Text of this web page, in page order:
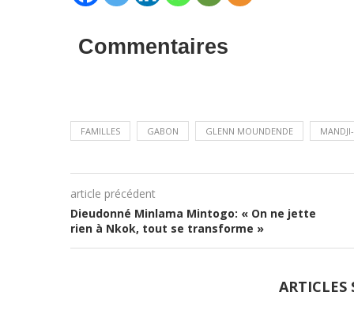
Commentaires
FAMILLES GABON GLENN MOUNDENDE
article précédent
Dieudonné Minlama Mintogo: « On ne jette
rien à Nkok, tout se transforme »
ARTICLES